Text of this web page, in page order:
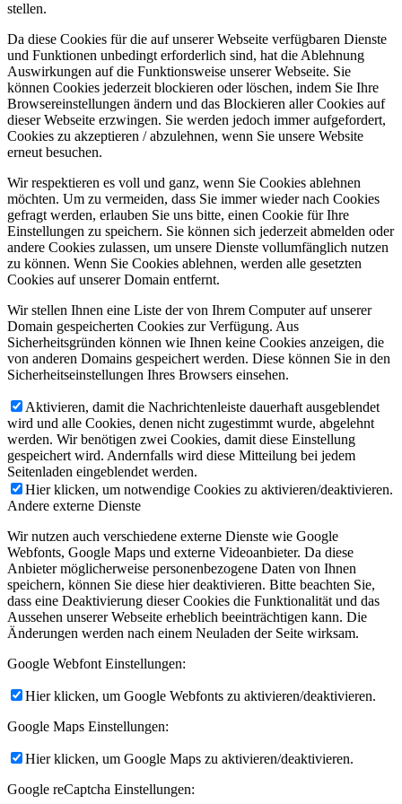
stellen.
Da diese Cookies für die auf unserer Webseite verfügbaren Dienste
und Funktionen unbedingt erforderlich sind, hat die Ablehnung
Auswirkungen auf die Funktionsweise unserer Webseite. Sie
können Cookies jederzeit blockieren oder löschen, indem Sie Ihre
Browsereinstellungen ändern und das Blockieren aller Cookies auf
dieser Webseite erzwingen. Sie werden jedoch immer aufgefordert,
Cookies zu akzeptieren / abzulehnen, wenn Sie unsere Website
erneut besuchen.
Wir respektieren es voll und ganz, wenn Sie Cookies ablehnen
möchten. Um zu vermeiden, dass Sie immer wieder nach Cookies
gefragt werden, erlauben Sie uns bitte, einen Cookie für Ihre
Einstellungen zu speichern. Sie können sich jederzeit abmelden oder
andere Cookies zulassen, um unsere Dienste vollumfänglich nutzen
zu können. Wenn Sie Cookies ablehnen, werden alle gesetzten
Cookies auf unserer Domain entfernt.
Wir stellen Ihnen eine Liste der von Ihrem Computer auf unserer
Domain gespeicherten Cookies zur Verfügung. Aus
Sicherheitsgründen können wie Ihnen keine Cookies anzeigen, die
von anderen Domains gespeichert werden. Diese können Sie in den
Sicherheitseinstellungen Ihres Browsers einsehen.
Aktivieren, damit die Nachrichtenleiste dauerhaft ausgeblendet
wird und alle Cookies, denen nicht zugestimmt wurde, abgelehnt
werden. Wir benötigen zwei Cookies, damit diese Einstellung
gespeichert wird. Andernfalls wird diese Mitteilung bei jedem
Seitenladen eingeblendet werden.
Hier klicken, um notwendige Cookies zu aktivieren/deaktivieren.
Andere externe Dienste
Wir nutzen auch verschiedene externe Dienste wie Google
Webfonts, Google Maps und externe Videoanbieter. Da diese
Anbieter möglicherweise personenbezogene Daten von Ihnen
speichern, können Sie diese hier deaktivieren. Bitte beachten Sie,
dass eine Deaktivierung dieser Cookies die Funktionalität und das
Aussehen unserer Webseite erheblich beeinträchtigen kann. Die
Änderungen werden nach einem Neuladen der Seite wirksam.
Google Webfont Einstellungen:
Hier klicken, um Google Webfonts zu aktivieren/deaktivieren.
Google Maps Einstellungen:
Hier klicken, um Google Maps zu aktivieren/deaktivieren.
Google reCaptcha Einstellungen: